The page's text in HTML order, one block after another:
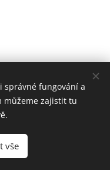
Cookies
správné fungování a
můžeme zajistit tu
vše